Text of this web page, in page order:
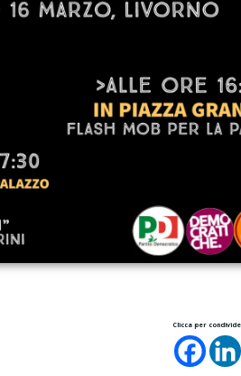
Clicca per